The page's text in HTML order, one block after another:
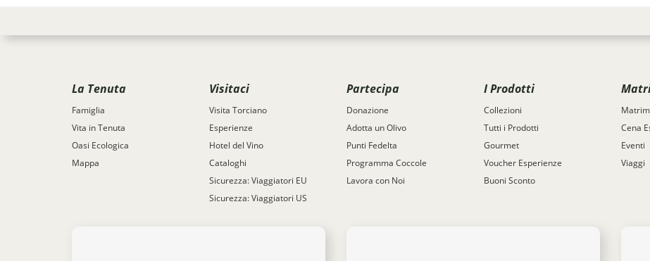
La Tenuta
Famiglia
Vita in Tenuta
Oasi Ecologica
Mappa
Visitaci
Visita Torciano
Esperienze
Hotel del Vino
Cataloghi
Sicurezza: Viaggiatori EU
Sicurezza: Viaggiatori US
Partecipa
Donazione
Adotta un Olivo
Punti Fedelta
Programma Coccole
Lavora con Noi
I Prodotti
Collezioni
Tutti i Prodotti
Gourmet
Voucher Esperienze
Buoni Sconto
Cena
Eventi
Viaggi